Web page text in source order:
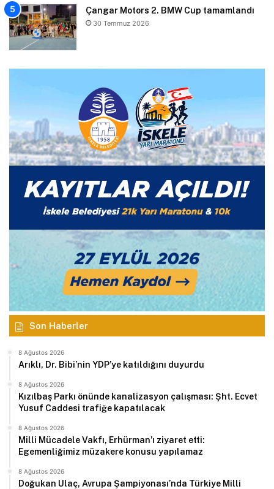
Çangar Motors 2. BMW Cup tamamlandı
30 Temmuz 2026
Son Haberler
8 Ağustos 2026
Arıklı, Dr. Bibi’nin YDP’ye katıldığını duyurdu
8 Ağustos 2026
Kızılbaş Parkı önünde kanalizasyon çalışması: Şht. Ecvet
Yusuf Caddesi trafiğe kapatılacak
8 Ağustos 2026
Milli Mücadele Vakfı, Erhürman’ı ziyaret etti:
Egemenliğimiz müzakere konusu yapılamaz
8 Ağustos 2026
Doğukan Ulaç, Avrupa Şampiyonası’nda Türkiye Milli